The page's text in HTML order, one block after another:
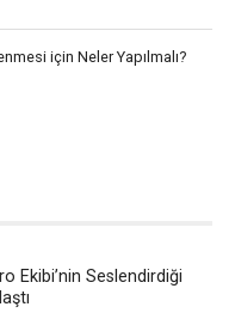
için Neler Yapılmalı?
Ekibi’nin Seslendirdiği